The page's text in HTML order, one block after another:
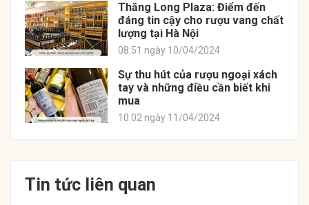
Thăng Long Plaza: Điểm đến
đáng tin cậy cho rượu vang chất
lượng tại Hà Nội
08:51 ngày 10/04/2024
Sự thu hút của rượu ngoại xách
tay và những điều cần biết khi
mua
10:02 ngày 11/04/2024
Tin tức liên quan